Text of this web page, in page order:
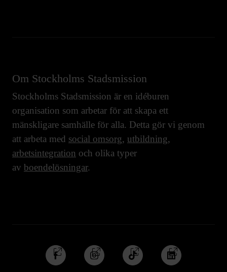
Om Stockholms Stadsmission
Stockholms Stadsmission är en idéburen
organisation som arbetar för att skapa ett
mänskligare samhälle för alla. Detta gör vi genom
att arbeta med social omsorg, utbildning,
arbetsintegration och olika typer
av boendelösningar.
Följ
oss
Följ
oss
Följ
oss
Följ
oss